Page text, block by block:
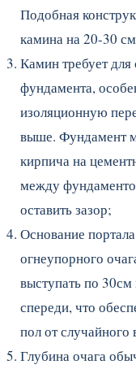
Подобная
камина на 20-30
Камин требует для
фундамента,
изоляционную
выше. Фундамент
кирпича на
между
оставить зазор;
Основание
огнеупорного
выступать по
спереди, что
пол от случайного
Глубина очага